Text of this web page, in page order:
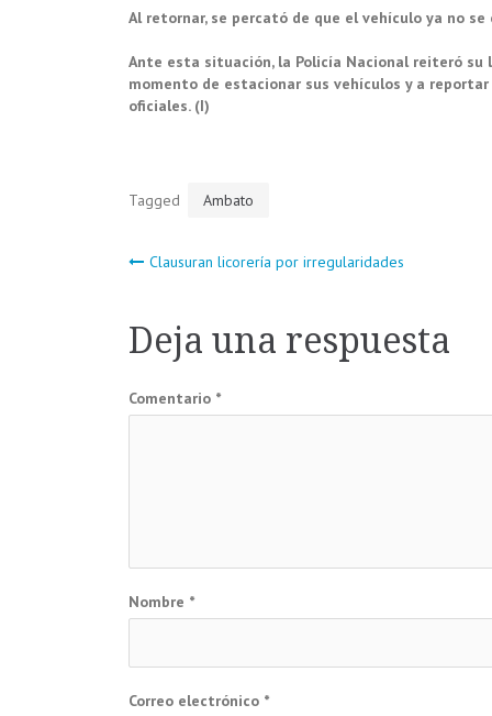
Al retornar, se percató de que el vehículo ya no
Ante esta situación, la Policía Nacional reiteró
momento de estacionar sus vehículos y a
oficiales. (I)
Tagged Ambato
Navegación
de
entradas
Clausuran licorería por irregularidades
Deja una respuesta
Comentario *
Nombre *
Correo electrónico *